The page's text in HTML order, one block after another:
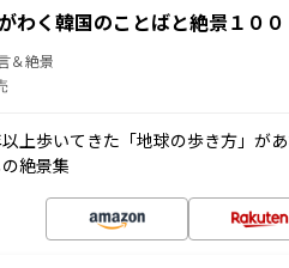
わく韓国のことばと絶景１００
＆絶景
上歩いてきた「地球の歩き方」が
絶景集